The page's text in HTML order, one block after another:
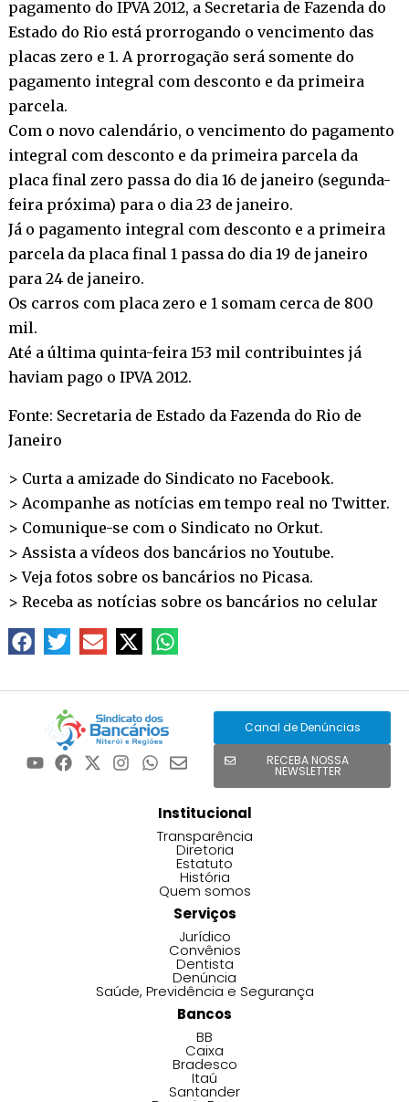
pagamento do IPVA 2012, a Secretaria de Fazenda do
Estado do Rio está prorrogando o vencimento das
placas zero e 1. A prorrogação será somente do
pagamento integral com desconto e da primeira
parcela.
Com o novo calendário, o vencimento do pagamento
integral com desconto e da primeira parcela da
placa final zero passa do dia 16 de janeiro (segunda-
feira próxima) para o dia 23 de janeiro.
Já o pagamento integral com desconto e a primeira
parcela da placa final 1 passa do dia 19 de janeiro
para 24 de janeiro.
Os carros com placa zero e 1 somam cerca de 800
mil.
Até a última quinta-feira 153 mil contribuintes já
haviam pago o IPVA 2012.
Fonte: Secretaria de Estado da Fazenda do Rio de
Janeiro
> Curta a amizade do Sindicato no Facebook.
> Acompanhe as notícias em tempo real no Twitter.
> Comunique-se com o Sindicato no Orkut.
> Assista a vídeos dos bancários noYoutube.
> Veja fotos sobre os bancários no Picasa.
> Receba as notícias sobre os bancários no celular
Canal de Denúncias
RECEBA NOSSA
NEWSLETTER
Institucional
Transparência
Diretoria
Estatuto
História
Quem somos
Serviços
Jurídico
Convênios
Dentista
Denúncia
Saúde, Previdência e Segurança
Bancos
BB
Caixa
Bradesco
Itaú
Santander